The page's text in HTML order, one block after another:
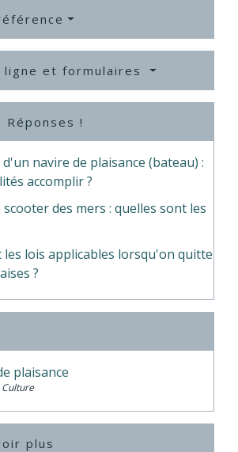
ligne et formulaires
Réponses !
navire de plaisance (bateau) :
accomplir ?
des mers : quelles sont les
les lois applicables lorsqu'on quitte
?
plaisance
Culture
plus